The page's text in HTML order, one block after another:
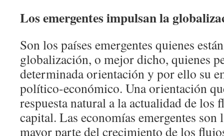
Los emergentes impulsan la
Son los países emergentes quienes
globalización, o mejor dicho, quienes
determinada orientación y por ello su
político-económico. Una orientación
respuesta natural a la actualidad de los
capital. Las economías emergentes son
mayor parte del crecimiento de los